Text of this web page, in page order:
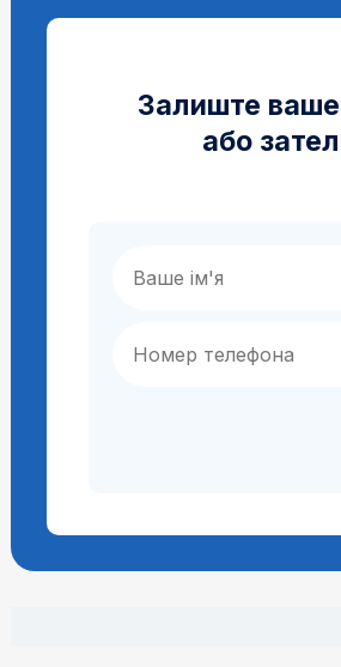
Залиште
або